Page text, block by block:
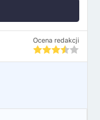
Ocena redakcji